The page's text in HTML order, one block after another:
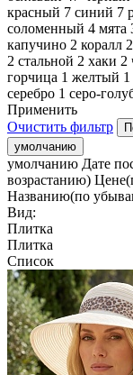
красный 7 синий 7
соломенный 4 мята
капучино 2 коралл 2
2 стальной 2 хаки 2
горчица 1 желтый 1
серебро 1 серо-
Применить
Очистить фильтр
умолчанию
умолчанию Дате
возрастанию)
Названию(по
Вид:
Плитка
Плитка
Список